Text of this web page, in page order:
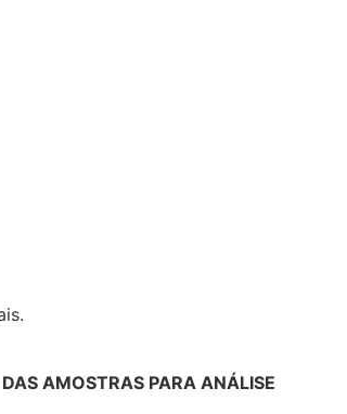
AMOSTRAS PARA ANÁLISE